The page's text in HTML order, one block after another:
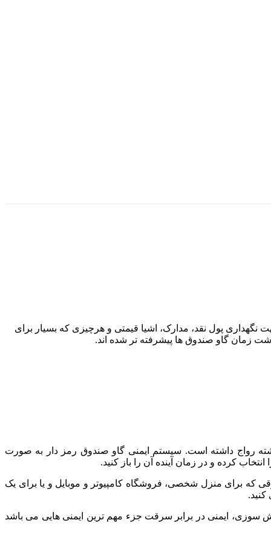
پول نقد، مدارک، اشیا قیمتی و هرچیزی که بسیار برای
زمان گاو صندوق ها پیشرفته تر شده اند.
رواج داشته است. سیستم ایمنی گاو صندوق رمز دار به صورت
کرده و در زمان آینده آن را باز کنید.
که برای منزل شخصی، فروشگاه کامپیوتر و موبایل و یا برای یک
سوزی، ایمنی در برابر سرقت جزء مهم ترین ایمنی هایی می باشد